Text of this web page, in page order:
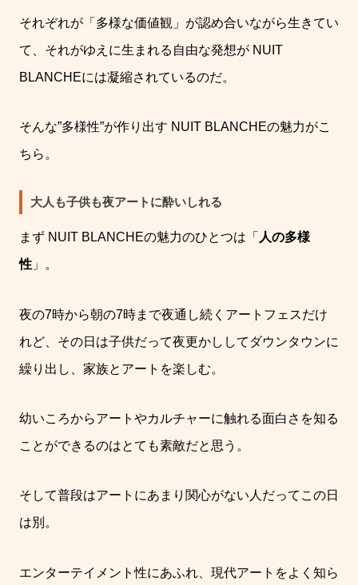
それぞれが「多様な価値観」が認め合いながら生きてい
て、それがゆえに生まれる自由な発想が NUIT
BLANCHEには凝縮されているのだ。
そんな”多様性”が作り出す NUIT BLANCHEの魅力がこ
ちら。
大人も子供も夜アートに酔いしれる
まず NUIT BLANCHEの魅力のひとつは「 人の多様
性 」。
夜の7時から朝の7時まで夜通し続くアートフェスだけ
れど、その日は子供だって夜更かししてダウンタウンに
繰り出し、家族とアートを楽しむ。
幼いころからアートやカルチャーに触れる面白さを知る
ことができるのはとても素敵だと思う。
そして普段はアートにあまり関心がない人だってこの日
は別。
エンターテイメント性にあふれ、現代アートをよく知ら